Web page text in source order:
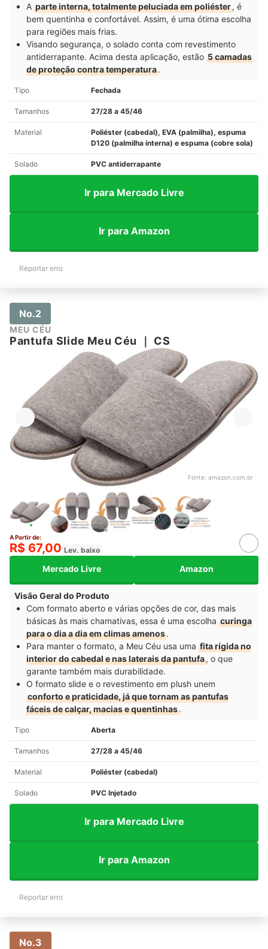
A parte interna, totalmente peluciada em poliéster, é
bem quentinha e confortável. Assim, é uma ótima escolha
para regiões mais frias.
Visando segurança, o solado conta com revestimento
antiderrapante. Acima desta aplicação, estão 5 camadas
de proteção contra temperatura.
Tipo Fechada
Tamanhos 27/28 a 45/46
Material
Poliéster (cabedal), EVA (palmilha), espuma
D120 (palmilha interna) e espuma (cobre sola)
Solado PVC antiderrapante
Ir para Mercado Livre
Ir para Amazon
Reportar erro
No.2
MEU CÉU
Pantufa Slide Meu Céu CS
Fonte: amazon.com.br
A Partir de:
R$ 67,00 Lev. baixo
Mercado Livre Amazon
Visão Geral do Produto
Com formato aberto e várias opções de cor, das mais
básicas às mais chamativas, essa é uma escolha curinga
para o dia a dia em climas amenos.
Para manter o formato, a Meu Céu usa uma fita rígida no
interior do cabedal e nas laterais da pantufa, o que
garante também mais durabilidade.
O formato slide e o revestimento em plush unem
conforto e praticidade, já que tornam as pantufas
fáceis de calçar, macias e quentinhas.
Tipo Aberta
Tamanhos 27/28 a 45/46
Material Poliéster (cabedal)
Solado PVC Injetado
Ir para Mercado Livre
Ir para Amazon
Reportar erro
No.3